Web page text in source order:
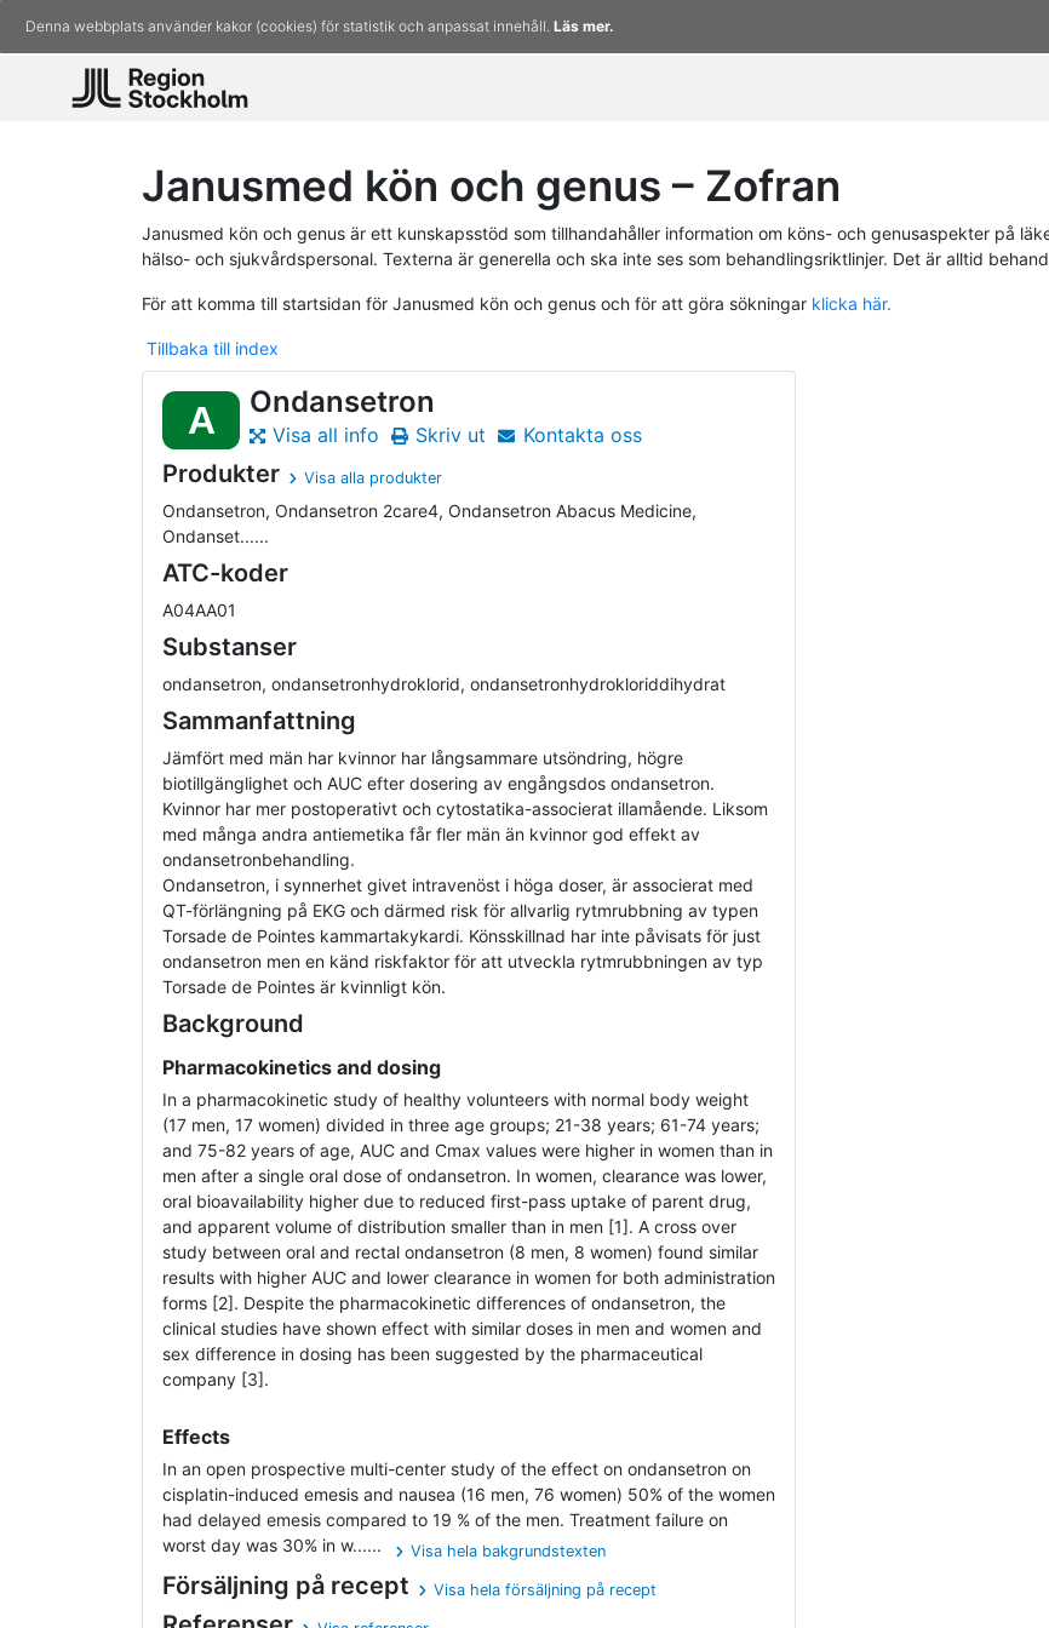
Denna webbplats använder kakor (cookies) för statistik och anpassat innehåll. Läs mer.
Janusmed kön och genus – Zofran
Janusmed kön och genus är ett kunskapsstöd som tillhandahåller information om köns- och genusaspekter på
hälso- och sjukvårdspersonal. Texterna är generella och ska inte ses som behandlingsriktlinjer. Det är alltid
För att komma till startsidan för Janusmed kön och genus och för att göra sökningar klicka här.
Tillbaka till index
A Ondansetron
Visa all info Skriv ut Kontakta oss
Produkter Visa alla produkter
Ondansetron, Ondansetron 2care4, Ondansetron Abacus Medicine,
Ondanset......
ATC-koder
A04AA01
Substanser
ondansetron, ondansetronhydroklorid, ondansetronhydrokloriddihydrat
Sammanfattning
Jämfört med män har kvinnor har långsammare utsöndring, högre
biotillgänglighet och AUC efter dosering av engångsdos ondansetron.
Kvinnor har mer postoperativt och cytostatika-associerat illamående. Liksom
med många andra antiemetika får fler män än kvinnor god effekt av
ondansetronbehandling.
Ondansetron, i synnerhet givet intravenöst i höga doser, är associerat med
QT-förlängning på EKG och därmed risk för allvarlig rytmrubbning av typen
Torsade de Pointes kammartakykardi. Könsskillnad har inte påvisats för just
ondansetron men en känd riskfaktor för att utveckla rytmrubbningen av typ
Torsade de Pointes är kvinnligt kön.
Background
Pharmacokinetics and dosing
In a pharmacokinetic study of healthy volunteers with normal body weight
(17 men, 17 women) divided in three age groups; 21-38 years; 61-74 years;
and 75-82 years of age, AUC and Cmax values were higher in women than in
men after a single oral dose of ondansetron. In women, clearance was lower,
oral bioavailability higher due to reduced first-pass uptake of parent drug,
and apparent volume of distribution smaller than in men [1]. A cross over
study between oral and rectal ondansetron (8 men, 8 women) found similar
results with higher AUC and lower clearance in women for both administration
forms [2]. Despite the pharmacokinetic differences of ondansetron, the
clinical studies have shown effect with similar doses in men and women and
sex difference in dosing has been suggested by the pharmaceutical
company [3].
Effects
In an open prospective multi-center study of the effect on ondansetron on
cisplatin-induced emesis and nausea (16 men, 76 women) 50% of the women
had delayed emesis compared to 19 % of the men. Treatment failure on
worst day was 30% in w......
Visa hela bakgrundstexten
Försäljning på recept Visa hela försäljning på recept